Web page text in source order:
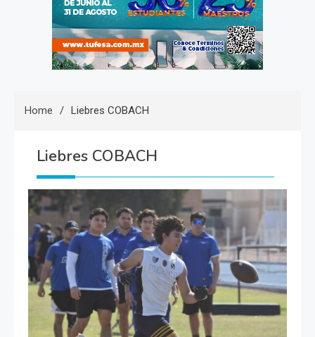
Home Liebres COBACH
Liebres COBACH